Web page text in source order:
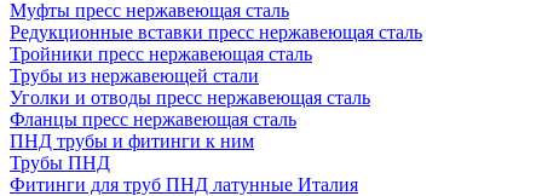
Муфты пресс нержавеющая сталь
Редукционные вставки пресс нержавеющая сталь
Тройники пресс нержавеющая сталь
Трубы из нержавеющей стали
Уголки и отводы пресс нержавеющая сталь
Фланцы пресс нержавеющая сталь
ПНД трубы и фитинги к ним
Трубы ПНД
Фитинги для труб ПНД латунные Италия